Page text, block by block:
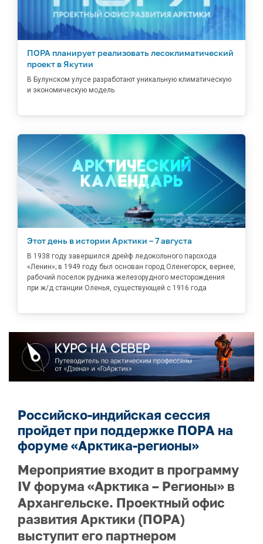
ПОРА планирует реализовать лесоклиматический
проект в Якутии
В Булунском улусе разработают уникальную климатическую
и экономическую модель
Этот день в истории Арктики – 7 августа
В 1938 году завершился дрейф ледокольного парохода
«Ленин»; в 1949 году был основан город Оленегорск, вернее,
рабочий поселок рудника железорудного месторождения
при ж/д станции Оленья, существующей с 1916 года
Российско-индийская сессия
пройдет при поддержке ПОРА на
форуме «Арктика-регионы»
Мероприятие входит в программу
IV форума «Арктика – Регионы» в
Архангельске. Проектный офис
развития Арктики (ПОРА)
выступит его партнером